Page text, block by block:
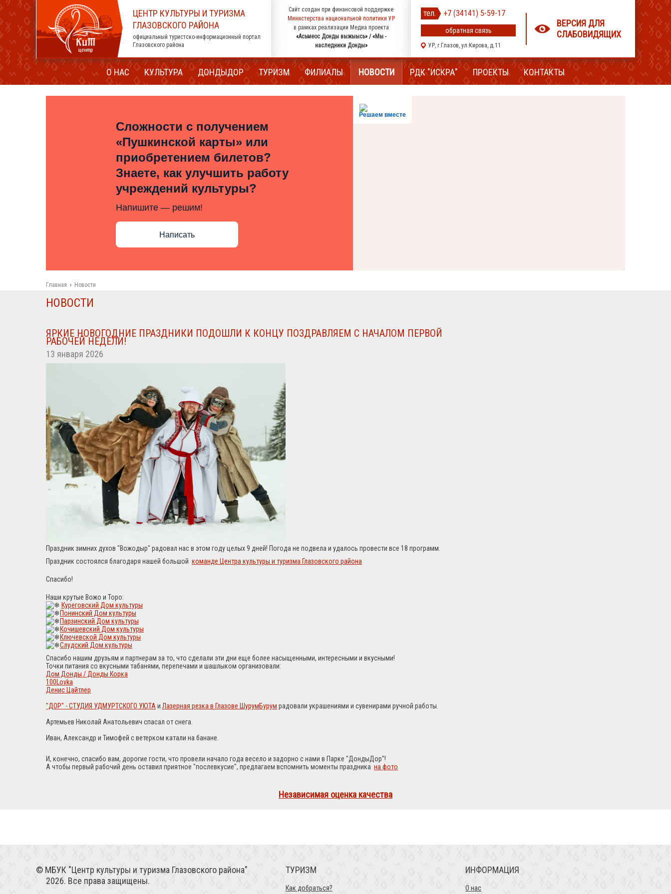
ЦЕНТР КУЛЬТУРЫ И ТУРИЗМА
ГЛАЗОВСКОГО РАЙОНА
официальный туристско-информационный портал
Глазовского района
Сайт создан при финансовой поддержке
Министерства национальной политики УР
в рамках реализации Медиа проекта
«Асьмеос Донды выжыысь» / «Мы -
наследники Донды»
тел. +7 (34141) 5-59-17
обратная связь
УР, г.Глазов, ул.Кирова, д.11
ВЕРСИЯ ДЛЯ
СЛАБОВИДЯЩИХ
О НАС КУЛЬТУРА ДОНДЫДОР ТУРИЗМ ФИЛИАЛЫ НОВОСТИ РДК "ИСКРА" ПРОЕКТЫ КОНТАКТЫ
Решаем вместе
Сложности с получением
«Пушкинской карты» или
приобретением билетов?
Знаете, как улучшить работу
учреждений культуры?
Напишите — решим!
Написать
Главная › Новости
НОВОСТИ
ЯРКИЕ НОВОГОДНИЕ ПРАЗДНИКИ ПОДОШЛИ К КОНЦУ ПОЗДРАВЛЯЕМ С НАЧАЛОМ ПЕРВОЙ
РАБОЧЕЙ НЕДЕЛИ!
13 января 2026
Праздник зимних духов "Вожодыр" радовал нас в этом году целых 9 дней! Погода не подвела и удалось провести все 18 программ.
Праздник состоялся благодаря нашей большой команде Центра культуры и туризма Глазовского района
Спасибо!
Наши крутые Вожо и Торо:
Куреговский Дом культуры
Понинский Дом культуры
Парзинский Дом культуры
Кочишевский Дом культуры
Ключевской Дом культуры
Слудский Дом культуры
Спасибо нашим друзьям и партнерам за то, что сделали эти дни еще более насыщенными, интересными и вкусными!
Точки питания со вкусными табанями, перепечами и шашлыком организовали:
Дом Донды / Донды Корка
100Lovka
Денис Цайтлер
"ДОР" - СТУДИЯ УДМУРТСКОГО УЮТА и Лазерная резка в Глазове ШурумБурум радовали украшениями и сувенирами ручной работы.
Артемьев Николай Анатольевич спасал от снега.
Иван, Александр и Тимофей с ветерком катали на банане.
И, конечно, спасибо вам, дорогие гости, что провели начало года весело и задорно с нами в Парке "ДондыДор"!
А чтобы первый рабочий день оставил приятное "послевкусие", предлагаем вспомнить моменты праздника на фото
Независимая оценка качества
МБУК "Центр культуры и туризма Глазовского района"
2026. Все права защищены.
ТУРИЗМ
Как добраться?
ИНФОРМАЦИЯ
О нас